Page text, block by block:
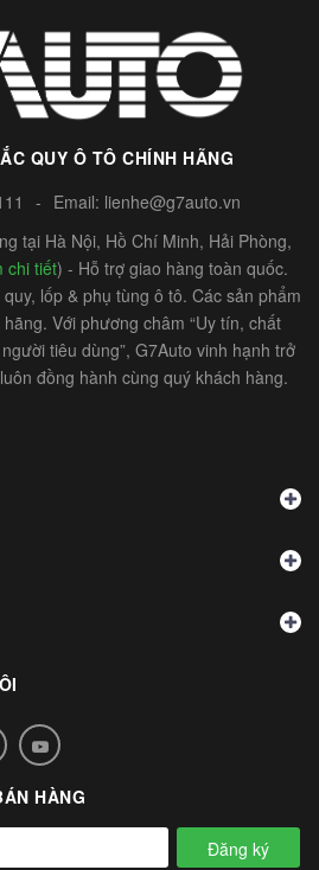
QUY Ô TÔ CHÍNH HÃNG
- Email: lienhe@g7auto.vn
tại Hà Nội, Hồ Chí Minh, Hải Phòng,
chi tiết) - Hỗ trợ giao hàng toàn quốc.
lốp & phụ tùng ô tô. Các sản phẩm
Với phương châm “Uy tín, chất
tiêu dùng”, G7Auto vinh hạnh trở
đồng hành cùng quý khách hàng.
HÀNG
Đăng ký